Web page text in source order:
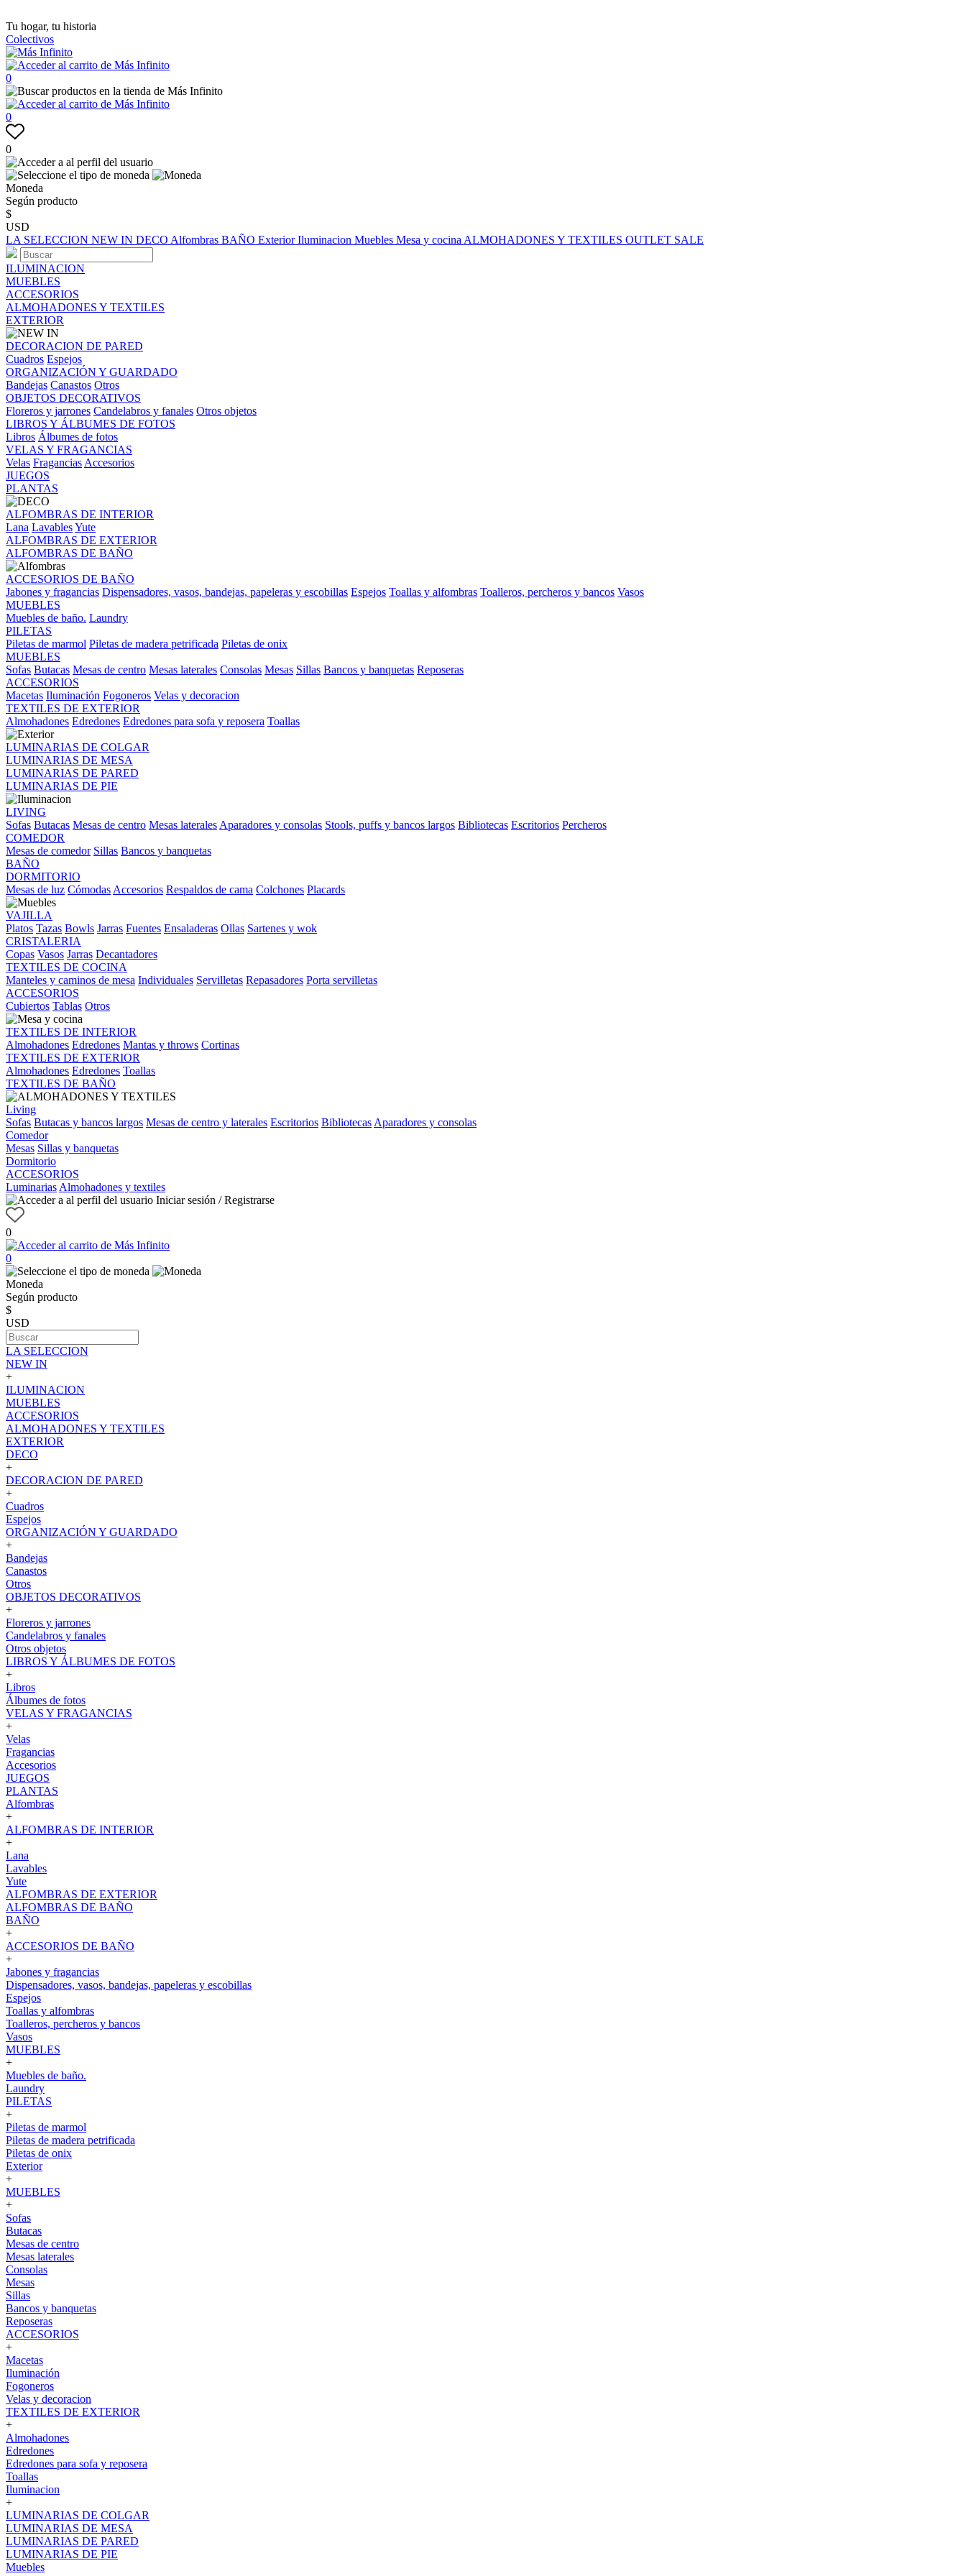
Tu hogar, tu historia
Colectivos
0
0
0
Moneda
Según producto
$
USD
LA SELECCION NEW IN DECO Alfombras BAÑO ExteriorIluminacion Muebles Mesa y cocina ALMOHADONES Y TEXTILES OUTLET SALE
ILUMINACION
MUEBLES
ACCESORIOS
ALMOHADONES Y TEXTILES
EXTERIOR
DECORACION DE PARED
Cuadros Espejos
ORGANIZACIÓN Y GUARDADO
Bandejas Canastos Otros
OBJETOS DECORATIVOS
Floreros y jarrones Candelabros y fanales Otros objetos
LIBROS Y ÁLBUMES DE FOTOS
Libros Álbumes de fotos
VELAS Y FRAGANCIAS
Velas Fragancias Accesorios
JUEGOS
PLANTAS
ALFOMBRAS DE INTERIOR
Lana LavablesYute
ALFOMBRAS DE EXTERIOR
ALFOMBRAS DE BAÑO
ACCESORIOS DE BAÑO
Jabones y fragancias Dispensadores, vasos, bandejas, papeleras y escobillas Espejos Toallas y alfombras Toalleros, percheros y bancos Vasos
MUEBLES
Muebles de baño. Laundry
PILETAS
Piletas de marmol Piletas de madera petrificada Piletas de onix
MUEBLES
Sofas Butacas Mesas de centro Mesas laterales Consolas Mesas Sillas Bancos y banquetas Reposeras
ACCESORIOS
Macetas Iluminación Fogoneros Velas y decoracion
TEXTILES DE EXTERIOR
Almohadones Edredones Edredones para sofa y reposera Toallas
LUMINARIAS DE COLGAR
LUMINARIAS DE MESA
LUMINARIAS DE PARED
LUMINARIAS DE PIE
LIVING
Sofas Butacas Mesas de centro Mesas laterales Aparadores y consolas Stools, puffs y bancos largos Bibliotecas Escritorios Percheros
COMEDOR
Mesas de comedor Sillas Bancos y banquetas
BAÑO
DORMITORIO
Mesas de luz Cómodas Accesorios Respaldos de cama Colchones Placards
VAJILLA
Platos Tazas Bowls Jarras Fuentes Ensaladeras Ollas Sartenes y wok
CRISTALERIA
Copas Vasos Jarras Decantadores
TEXTILES DE COCINA
Manteles y caminos de mesa Individuales Servilletas Repasadores Porta servilletas
ACCESORIOS
Cubiertos Tablas Otros
TEXTILES DE INTERIOR
Almohadones Edredones Mantas y throws Cortinas
TEXTILES DE EXTERIOR
Almohadones Edredones Toallas
TEXTILES DE BAÑO
Living
Sofas Butacas y bancos largos Mesas de centro y laterales Escritorios Bibliotecas Aparadores y consolas
Comedor
Mesas Sillas y banquetas
Dormitorio
ACCESORIOS
Luminarias Almohadones y textiles
Iniciar sesión / Registrarse
0
0
Moneda
Según producto
$
USD
LA SELECCION
NEW IN
+
ILUMINACION
MUEBLES
ACCESORIOS
ALMOHADONES Y TEXTILES
EXTERIOR
DECO
+
DECORACION DE PARED
+
Cuadros
Espejos
ORGANIZACIÓN Y GUARDADO
+
Bandejas
Canastos
Otros
OBJETOS DECORATIVOS
+
Floreros y jarrones
Candelabros y fanales
Otros objetos
LIBROS Y ÁLBUMES DE FOTOS
+
Libros
Álbumes de fotos
VELAS Y FRAGANCIAS
+
Velas
Fragancias
Accesorios
JUEGOS
PLANTAS
Alfombras
+
ALFOMBRAS DE INTERIOR
+
Lana
Lavables
Yute
ALFOMBRAS DE EXTERIOR
ALFOMBRAS DE BAÑO
BAÑO
+
ACCESORIOS DE BAÑO
+
Jabones y fragancias
Dispensadores, vasos, bandejas, papeleras y escobillas
Espejos
Toallas y alfombras
Toalleros, percheros y bancos
Vasos
MUEBLES
+
Muebles de baño.
Laundry
PILETAS
+
Piletas de marmol
Piletas de madera petrificada
Piletas de onix
Exterior
+
MUEBLES
+
Sofas
Butacas
Mesas de centro
Mesas laterales
Consolas
Mesas
Sillas
Bancos y banquetas
Reposeras
ACCESORIOS
+
Macetas
Iluminación
Fogoneros
Velas y decoracion
TEXTILES DE EXTERIOR
+
Almohadones
Edredones
Edredones para sofa y reposera
Toallas
Iluminacion
+
LUMINARIAS DE COLGAR
LUMINARIAS DE MESA
LUMINARIAS DE PARED
LUMINARIAS DE PIE
Muebles